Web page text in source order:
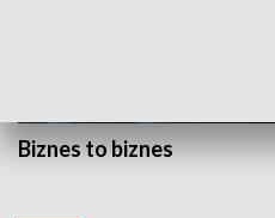
Biznes to biznes